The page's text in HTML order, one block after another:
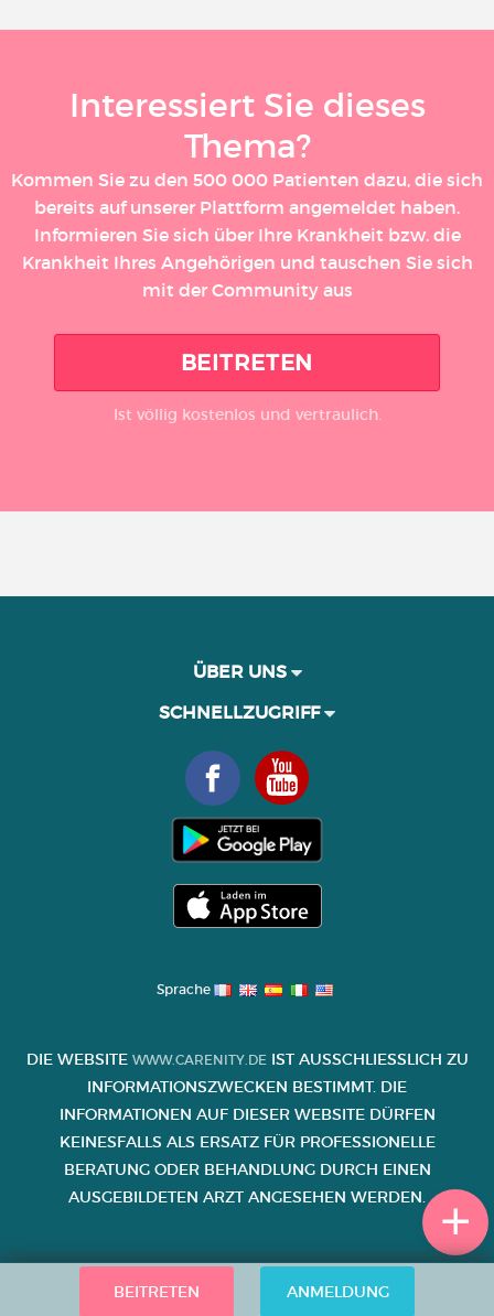
Interessiert Sie dieses
Thema?
Kommen Sie zu den 500 000 Patienten dazu, die sich
bereits auf unserer Plattform angemeldet haben.
Informieren Sie sich über Ihre Krankheit bzw. die
Krankheit Ihres Angehörigen und tauschen Sie sich
mit der Community aus
BEITRETEN
Ist völlig kostenlos und vertraulich.
BEITRETEN ANMELDUNG
ÜBER UNS
SCHNELLZUGRIFF
Sprache
DIE WEBSITE WWW.CARENITY.DEIST AUSSCHLIESSLICH ZU I
NFORMATIONSZWECKEN BESTIMMT. DIE I
NFORMATIONEN AUF DIESER WEBSITE DÜRFEN K
EINESFALLS ALS ERSATZ FÜR PROFESSIONELLE B
ERATUNG ODER BEHANDLUNG DURCH EINEN A
USGEBILDETEN ARZT ANGESEHEN WERDEN.